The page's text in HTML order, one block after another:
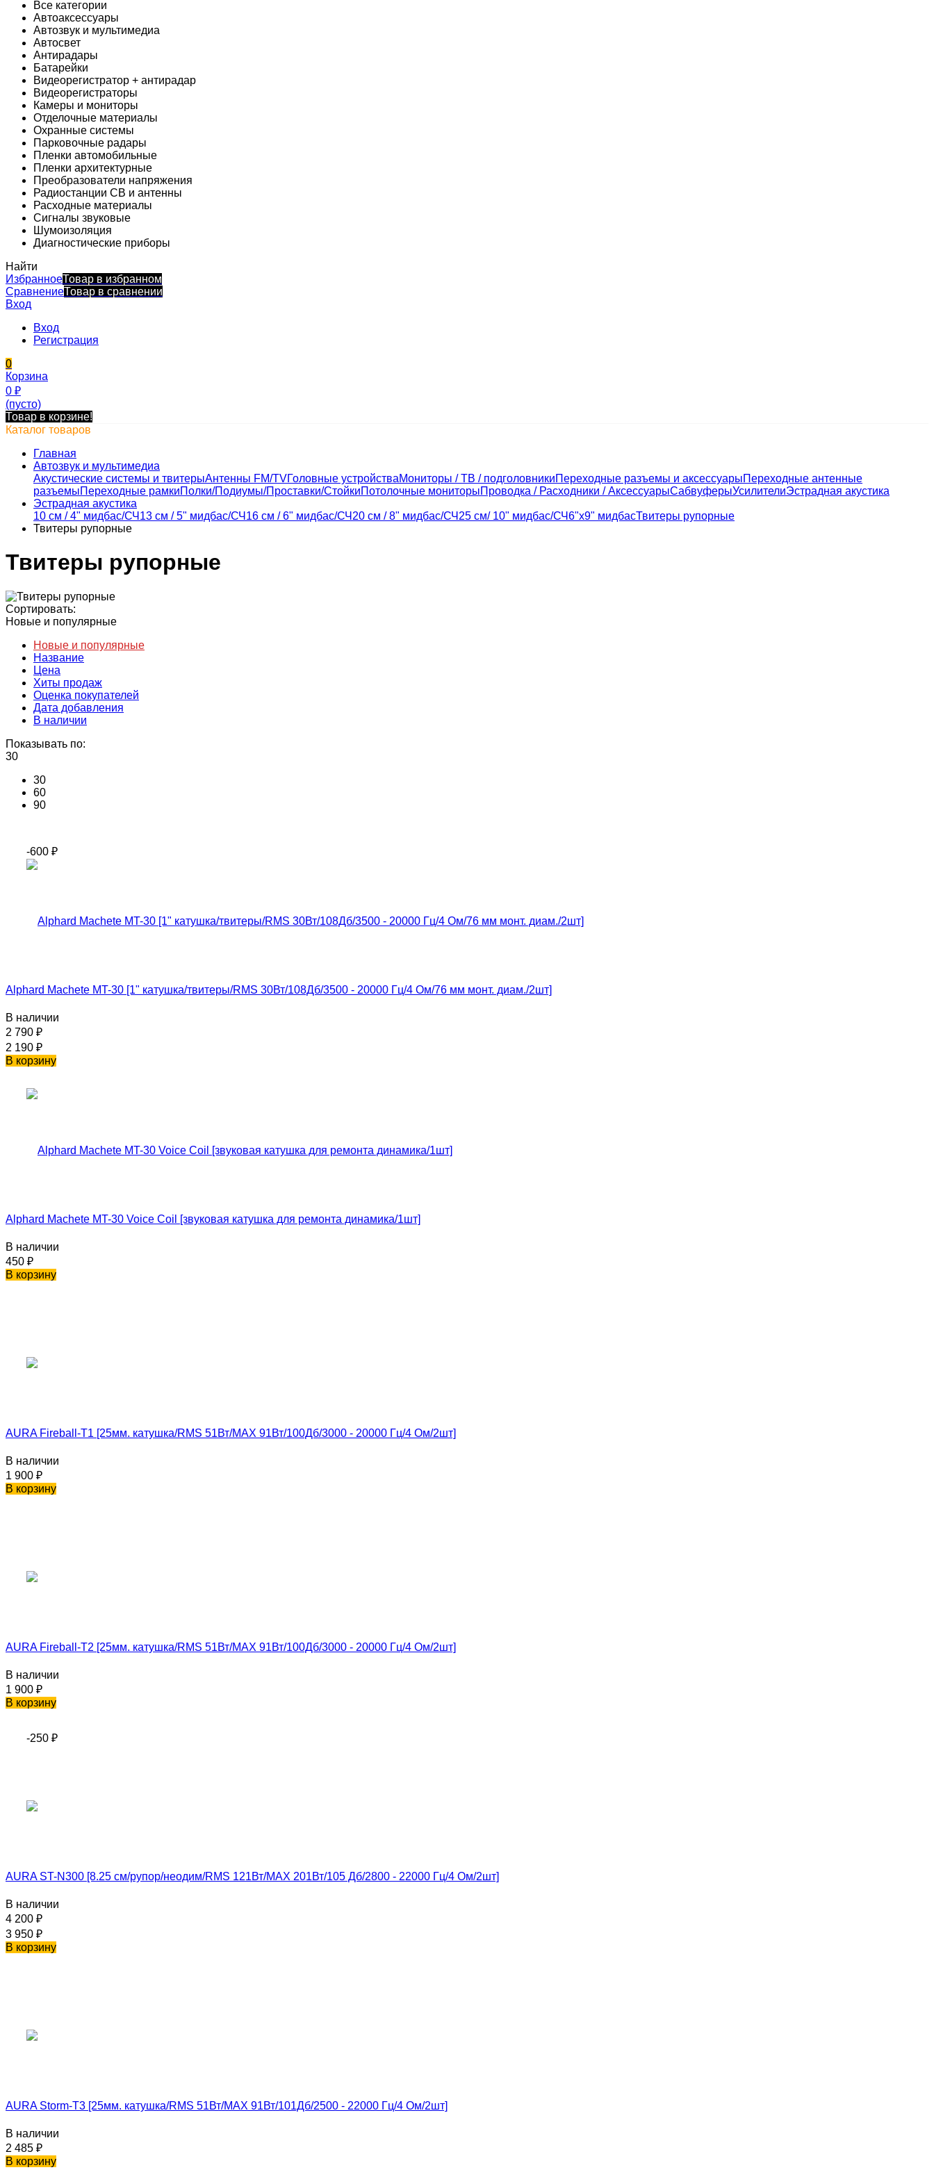
Все категории
Автоаксессуары
Автозвук и мультимедиа
Автосвет
Антирадары
Батарейки
Видеорегистратор + антирадар
Видеорегистраторы
Камеры и мониторы
Отделочные материалы
Охранные системы
Парковочные радары
Пленки автомобильные
Пленки архитектурные
Преобразователи напряжения
Радиостанции CB и антенны
Расходные материалы
Сигналы звуковые
Шумоизоляция
Диагностические приборы
Найти
ИзбранноеТовар в избранном
СравнениеТовар в сравнении
Вход
Вход
Регистрация
0
Корзина
0 ₽
(пусто)
Товар в корзине!
Каталог товаров
Главная
Автозвук и мультимедиа
Акустические системы и твитерыАнтенны FM/TVГоловные устройстваМониторы / ТВ / подголовникиПереходные разъемы и аксессуарыПереходные антенные
разъемыПереходные рамкиПолки/Подиумы/Проставки/СтойкиПотолочные мониторыПроводка / Расходники / АксессуарыСабвуферыУсилителиЭстрадная акустика
Эстрадная акустика
10 см / 4" мидбас/СЧ 13 см / 5" мидбас/СЧ 16 см / 6" мидбас/СЧ 20 см / 8" мидбас/СЧ 25 см/ 10" мидбас/СЧ6"x9" мидбасТвитеры рупорные
Твитеры рупорные
Твитеры рупорные
Сортировать:
Новые и популярные
Новые и популярные
Название
Цена
Хиты продаж
Оценка покупателей
Дата добавления
В наличии
Показывать по:
30
30
60
90
-600 ₽
Alphard Machete MT-30 [1" катушка/твитеры/RMS 30Вт/108Дб/3500 - 20000 Гц/4 Ом/76 мм монт. диам./2шт]
В наличии
2 790 ₽
2 190 ₽
В корзину
Alphard Machete MT-30 Voice Coil [звуковая катушка для ремонта динамика/1шт]
В наличии
450 ₽
В корзину
AURA Fireball-T1 [25мм. катушка/RMS 51Вт/MAX 91Вт/100Дб/3000 - 20000 Гц/4 Ом/2шт]
В наличии
1 900 ₽
В корзину
AURA Fireball-T2 [25мм. катушка/RMS 51Вт/MAX 91Вт/100Дб/3000 - 20000 Гц/4 Ом/2шт]
В наличии
1 900 ₽
В корзину
-250 ₽
AURA ST-N300 [8.25 см/рупор/неодим/RMS 121Вт/MAX 201Вт/105 Дб/2800 - 22000 Гц/4 Ом/2шт]
В наличии
4 200 ₽
3 950 ₽
В корзину
AURA Storm-T3 [25мм. катушка/RMS 51Вт/MAX 91Вт/101Дб/2500 - 22000 Гц/4 Ом/2шт]
В наличии
2 485 ₽
В корзину